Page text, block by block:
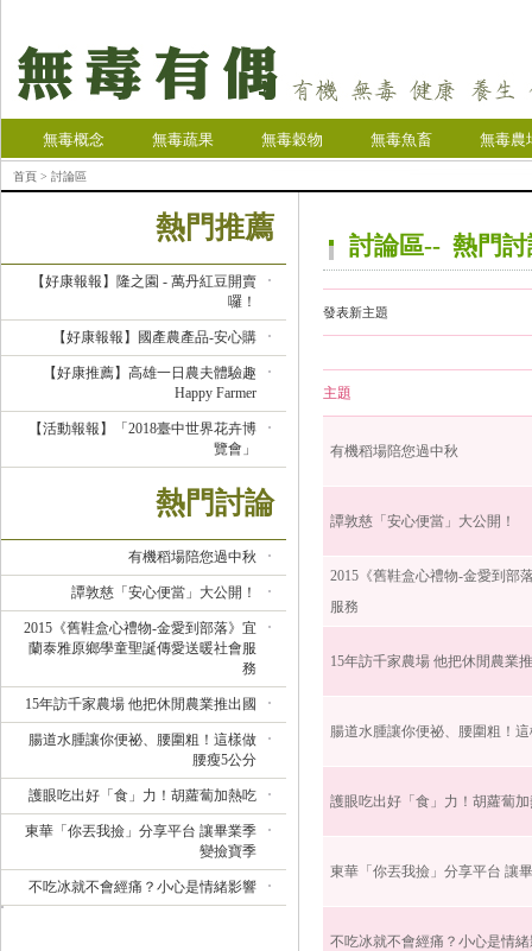
無毒概念 無毒蔬果 無毒穀物 無毒魚畜 無毒農
首頁 > 討論區
熱門推薦
【好康報報】隆之園 - 萬丹紅豆開賣
囉！
【好康報報】國產農產品-安心購
【好康推薦】高雄一日農夫體驗趣
Happy Farmer
【活動報報】「2018臺中世界花卉博
覽會」
熱門討論
有機稻場陪您過中秋
譚敦慈「安心便當」大公開！
2015《舊鞋盒心禮物-金愛到部落》宜
蘭泰雅原鄉學童聖誕傳愛送暖社會服
務
15年訪千家農場 他把休閒農業推出國
腸道水腫讓你便祕、腰圍粗！這樣做
腰瘦5公分
護眼吃出好「食」力！胡蘿蔔加熱吃
東華「你丟我撿」分享平台 讓畢業季
變撿寶季
不吃冰就不會經痛？小心是情緒影響
討論區-- 熱門討
發表新主題
主題
有機稻場陪您過中秋
譚敦慈「安心便當」大公開！
2015《舊鞋盒心禮物-金愛到部
服務
15年訪千家農場 他把休閒農業
腸道水腫讓你便祕、腰圍粗！
護眼吃出好「食」力！胡蘿蔔
東華「你丟我撿」分享平台 讓
不吃冰就不會經痛？小心是情